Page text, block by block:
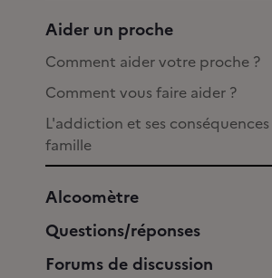
Aider un proche
Comment aider votre proche ?
Comment vous faire aider ?
L'addiction et ses
famille
Alcoomètre
Questions/réponses
Forums de discussion